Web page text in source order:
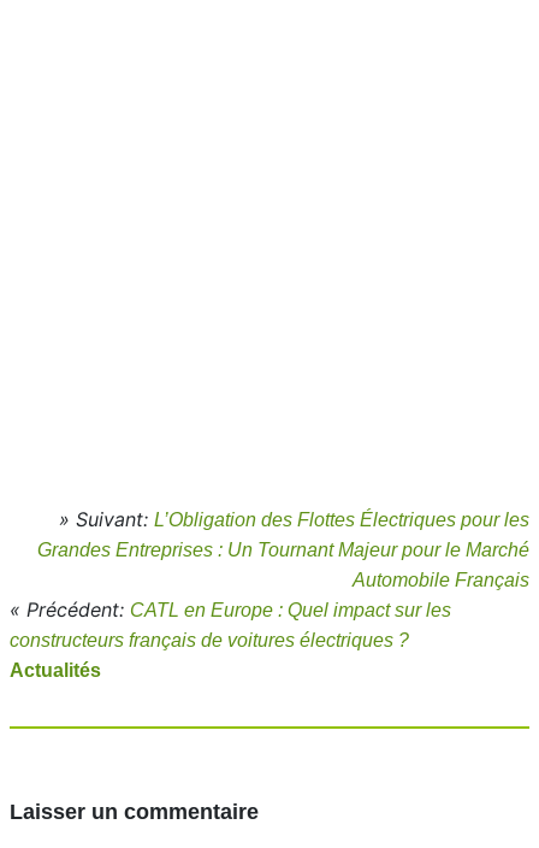
» Suivant: L’Obligation des Flottes Électriques pour les
Grandes Entreprises : Un Tournant Majeur pour le Marché
Automobile Français
« Précédent: CATL en Europe : Quel impact sur les
constructeurs français de voitures électriques ?
Actualités
Laisser un commentaire